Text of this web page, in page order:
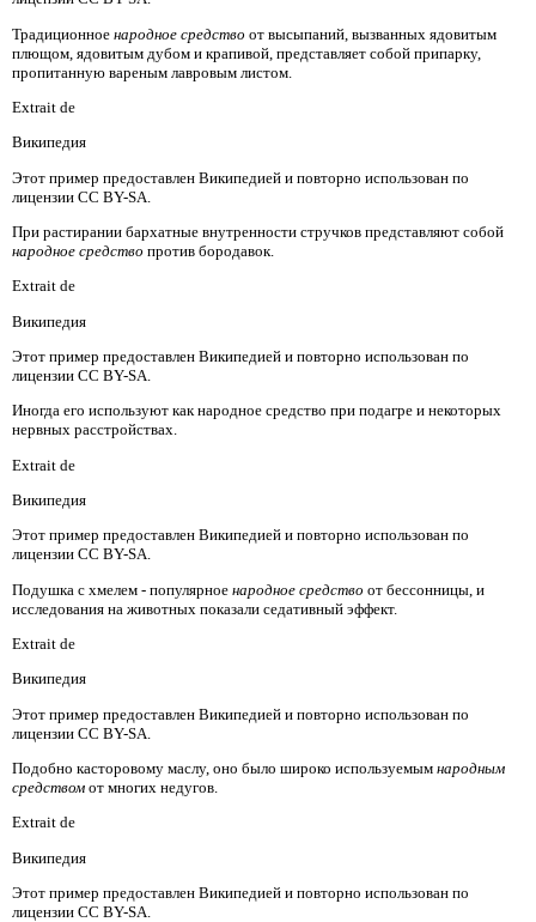
Традиционное народное средство от высыпаний, вызванных ядовитым
плющом, ядовитым дубом и крапивой, представляет собой припарку,
пропитанную вареным лавровым листом.
Extrait de
Википедия
Этот пример предоставлен Википедией и повторно использован по
лицензии CC BY-SA.
При растирании бархатные внутренности стручков представляют собой
народное средство против бородавок.
Extrait de
Википедия
Этот пример предоставлен Википедией и повторно использован по
лицензии CC BY-SA.
Иногда его используют как народное средство при подагре и некоторых
нервных расстройствах.
Extrait de
Википедия
Этот пример предоставлен Википедией и повторно использован по
лицензии CC BY-SA.
Подушка с хмелем - популярное народное средство от бессонницы, и
исследования на животных показали седативный эффект.
Extrait de
Википедия
Этот пример предоставлен Википедией и повторно использован по
лицензии CC BY-SA.
Подобно касторовому маслу, оно было широко используемым народным
средством от многих недугов.
Extrait de
Википедия
Этот пример предоставлен Википедией и повторно использован по
лицензии CC BY-SA.